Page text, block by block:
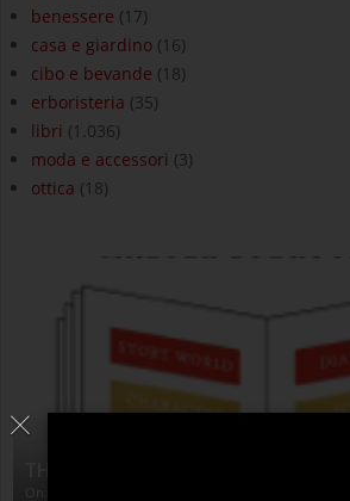
benessere (17)
casa e giardino (16)
cibo e bevande (18)
erboristeria (35)
libri (1.036)
moda e accessori (3)
ottica (18)